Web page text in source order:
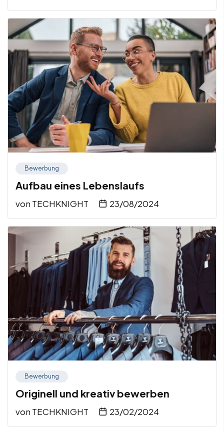
Bewerbung
Aufbau eines Lebenslaufs
von TECHKNIGHT 23/08/2024
Bewerbung
Originell und kreativ bewerben
von TECHKNIGHT 23/02/2024